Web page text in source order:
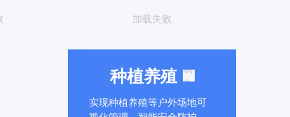
加载失败
种植养殖
加
载
失
败
实现种植养殖等户外场地可